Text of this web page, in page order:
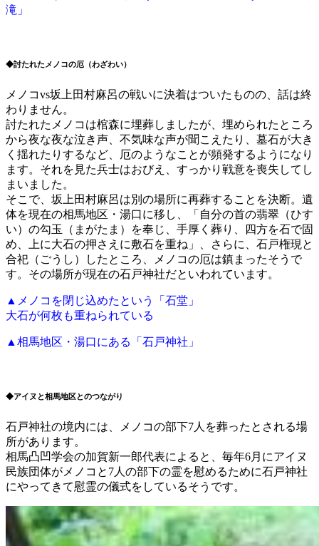
滝」
◆討たれたメノコの厄（わざわい）
メノコvs坂上田村麻呂の戦いに決着はついたものの、話は終
わりません。
討たれたメノコは棺森に埋葬しましたが、埋められたところ
から夜な夜な泣き声、不気味な声が聞こえたり、墓石が大き
く揺れたりするなど、厄のようなことが頻発するようになり
ます。それを見た兵士はおびえ、すっかり戦意を喪失してし
まいました。
そこで、坂上田村麻呂は別の場所に再葬することを決断。遺
体を現在の相馬地区・湯口に移し、「自分の首の翡翠（ひす
い）の勾玉（まがたま）を奉じ、手厚く葬り、四方を石で固
め、上に大石の押さえに敷石を重ね」、さらに、石戸権現と
合祀（ごうし）したところ、メノコの厄は鎮まったそうで
す。その場所が現在の石戸神社だといわれています。
▲メノコを閉じ込めたという「石堂」
大石が何枚も重ねられている
▲相馬地区・湯口にある「石戸神社」
◆アイヌと相馬地区とのつながり
石戸神社の境内には、メノコの部下7人を葬ったとされる場
所があります。
相馬凸凹学会の加賀新一郎代表によると、毎年6月にアイヌ
民族団体がメノコと7人の部下の霊を慰めるために石戸神社
にやってきて慰霊の儀式をしているそうです。